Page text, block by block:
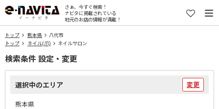
さぁ、今すぐ検索！
ナビタに掲載されている
地元のお店の情報が満載！
トップ 熊本県
八代市
トップ
ネイル(爪) ネイルサロン
検索条件 設定・変更
選択中のエリア 変更
熊本県